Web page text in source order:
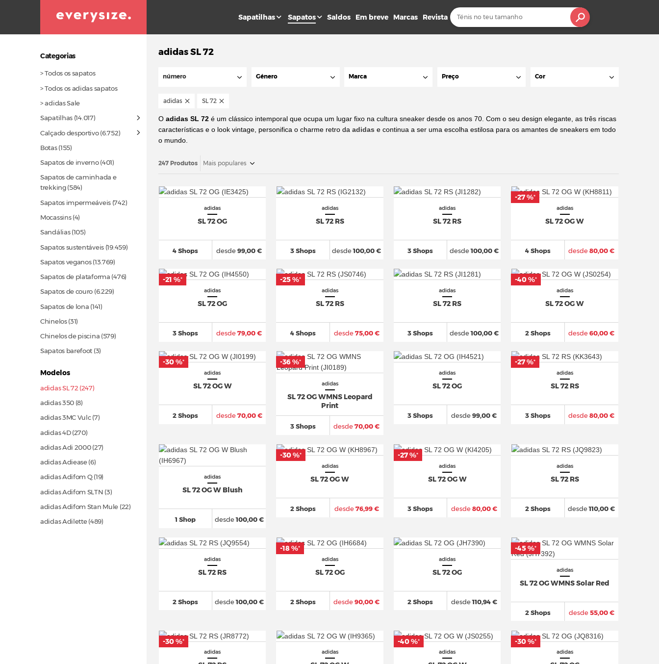
Sapatilhas Sapatos Saldos Em breve Marcas Revista
Categorias
> Todos os sapatos
> Todos os adidas sapatos
> adidas Sale
Sapatilhas (14.017)
Calçado desportivo(6.752)
Botas(155)
Sapatos de inverno(401)
Sapatos de caminhada e
trekking(584)
Sapatos impermeáveis (742)
Mocassins (4)
Sandálias(105)
Sapatos sustentáveis (19.459)
Sapatos veganos(13.769)
Sapatos de plataforma (476)
Sapatos de couro (6.229)
Sapatos de lona (141)
Chinelos(31)
Chinelos de piscina (579)
Sapatos barefoot (3)
Modelos
adidas SL 72 (247)
adidas 350 (8)
adidas 3MC Vulc (7)
adidas 4D(270)
adidas Adi 2000(27)
adidas Adiease (6)
adidas Adifom Q(19)
adidas Adifom SLTN (3)
adidas Adifom Stan Mule (22)
adidas Adilette(489)
adidas SL 72
número Género Marca Preço Cor
adidas SL 72
O adidas SL 72é um clássico intemporal que ocupa um lugar fixo na cultura sneaker desde os anos 70. Com o seu design elegante, as três riscas
características e o look vintage, personifica o charme retro da adidas e continua a ser uma escolha estilosa para os amantes de sneakers em todo
o mundo.
247 Produtos Mais populares
adidas
SL 72 OG
4 Shops desde99,00 €
adidas
SL 72 RS
3 Shops desde100,00 €
adidas
SL 72 RS
3 Shops desde100,00 €
adidas
SL 72 OG W
4 Shops desde80,00 €
-27 %*
adidas
SL 72 OG
3 Shops desde79,00 €
-21 %*
adidas
SL 72 RS
4 Shops desde75,00 €
-25 %*
adidas
SL 72 RS
3 Shops desde100,00 €
adidas
SL 72 OG W
2 Shops desde60,00 €
-40 %*
adidas
SL 72 OG W
2 Shops desde70,00 €
-30 %*
adidas
SL 72 OG WMNS Leopard
Print
3 Shops desde70,00 €
-36 %*
adidas
SL 72 OG
3 Shops desde99,00 €
adidas
SL 72 RS
3 Shops desde80,00 €
-27 %*
adidas
SL 72 OG W Blush
1 Shop desde100,00 €
adidas
SL 72 OG W
2 Shops desde76,99 €
-30 %*
adidas
SL 72 OG W
3 Shops desde80,00 €
-27 %*
adidas
SL 72 RS
2 Shops desde110,00 €
adidas
SL 72 RS
2 Shops desde100,00 €
adidas
SL 72 OG
2 Shops desde90,00 €
-18 %*
adidas
SL 72 OG
2 Shops desde110,94 €
adidas
SL 72 OG WMNS Solar Red
2 Shops desde55,00 €
-45 %*
adidas
-30 %*
adidas adidas
-40 %*
adidas
-30 %*